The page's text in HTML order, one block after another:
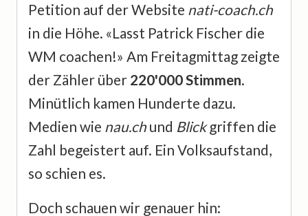
Petition auf der Website nati-coach.ch
in die Höhe. «Lasst Patrick Fischer die
WM coachen!» Am Freitagmittag zeigte
der Zähler über 220'000 Stimmen.
Minütlich kamen Hunderte dazu.
Medien wie nau.ch und Blickgriffen die
Zahl begeistert auf. Ein Volksaufstand,
so schien es.
Doch schauen wir genauer hin: